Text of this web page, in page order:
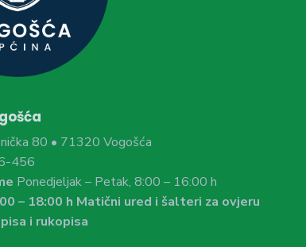
80 • 71320 Vogošća
456
Ponedjeljak – Petak, 8:00 – 16:00 h
– 18:00 h Matični ured i šalteri za ovjeru
i rukopisa